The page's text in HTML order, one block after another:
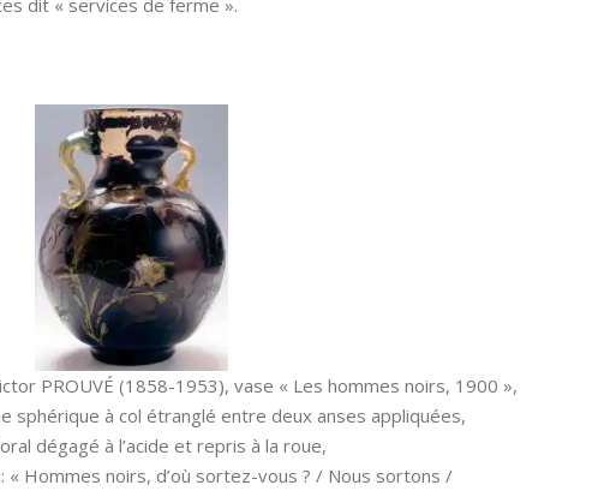
PROUVÉ (1858-1953), vase « Les hommes noirs, 1900 »,
sphérique à col étranglé entre deux anses appliquées,
dégagé à l’acide et repris à la roue,
Hommes noirs, d’où sortez-vous ? / Nous sortons /